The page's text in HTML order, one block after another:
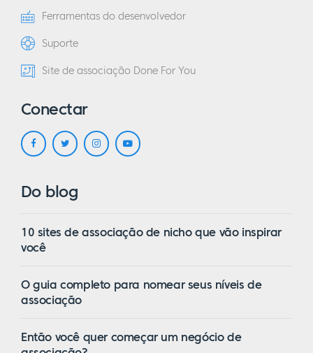
Ferramentas do desenvolvedor
Suporte
Site de associação Done For You
Conectar
Do blog
10 sites de associação de nicho que vão inspirar
você
O guia completo para nomear seus níveis de
associação
Então você quer começar um negócio de